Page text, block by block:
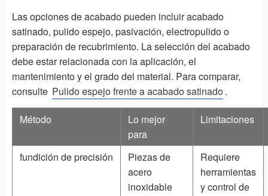
Las opciones de acabado pueden incluir acabado
satinado, pulido espejo, pasivación, electropulido o
preparación de recubrimiento. La selección del acabado
debe estar relacionada con la aplicación, el
mantenimiento y el grado del material. Para comparar,
consulte Pulido espejo frente a acabado satinado .
Método
Lo mejor
para
Limitaciones
fundición de precisión
Piezas de
acero
inoxidable
Requiere
herramientas
y control de